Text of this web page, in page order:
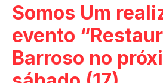
Somos Um
evento
Barroso no